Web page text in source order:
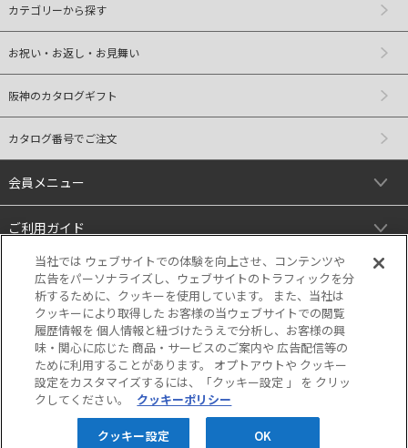
カテゴリーから探す
お祝い・お返し・お見舞い
阪神のカタログギフト
カタログ番号でご注文
会員メニュー
ご利用ガイド
リンク
当サイトの表示価格は個別に税込・税抜等の
記載がない場合は「税込価格」です。
Copyright © HANKYU HANSHIN DEPARTMENT STORES, INC. All Rights Reserved.
当社では ウェブサイトでの体験を向上させ、コンテンツや
広告をパーソナライズし、ウェブサイトのトラフィックを分
析するために、クッキーを使用しています。 また、当社は
クッキーにより取得した お客様の当ウェブサイトでの閲覧
履歴情報を 個人情報と紐づけたうえで分析し、お客様の興
味・関心に応じた 商品・サービスのご案内や 広告配信等の
ために利用することがあります。 オプトアウトや クッキー
設定をカスタマイズするには、「クッキー設定 」 を クリッ
クしてください。
クッキーポリシー
クッキー設定 OK